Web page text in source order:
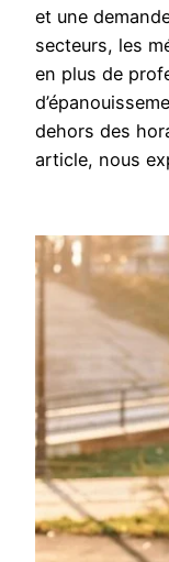
et une
secteurs, les
en plus de
dehors des
article, nous